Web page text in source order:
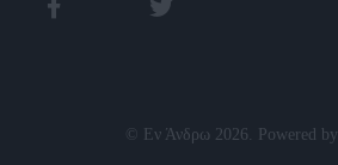
© Εν Άνδρω 2026. Powered by